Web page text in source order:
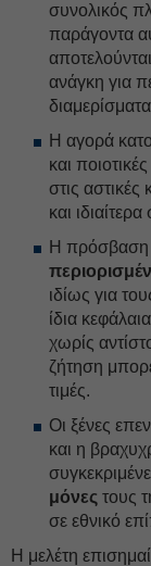
συνολικός
παράγοντα
ανάγκη για
Η αγορά
και ποιοτικές
στις αστικές
και
Η πρόσβαση
ιδίως για
ίδια
χωρίς
ζήτηση
τιμές.
Οι ξένες
και η
μόνες τους
σε εθνικό
Η μελέτη